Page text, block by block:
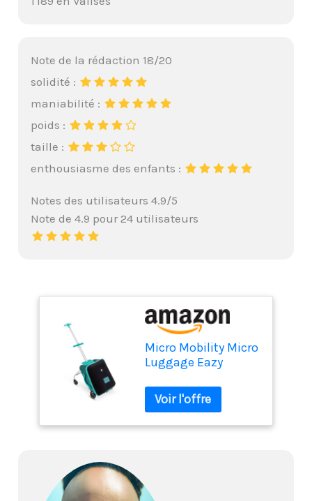
Note de la rédaction 18/20
solidité :
maniabilité :
poids :
taille :
enthousiasme des enfants :
Notes des utilisateurs 4.9/5
Note de 4.9 pour 24 utilisateurs
Micro Mobility Micro
Luggage Eazy
Vert